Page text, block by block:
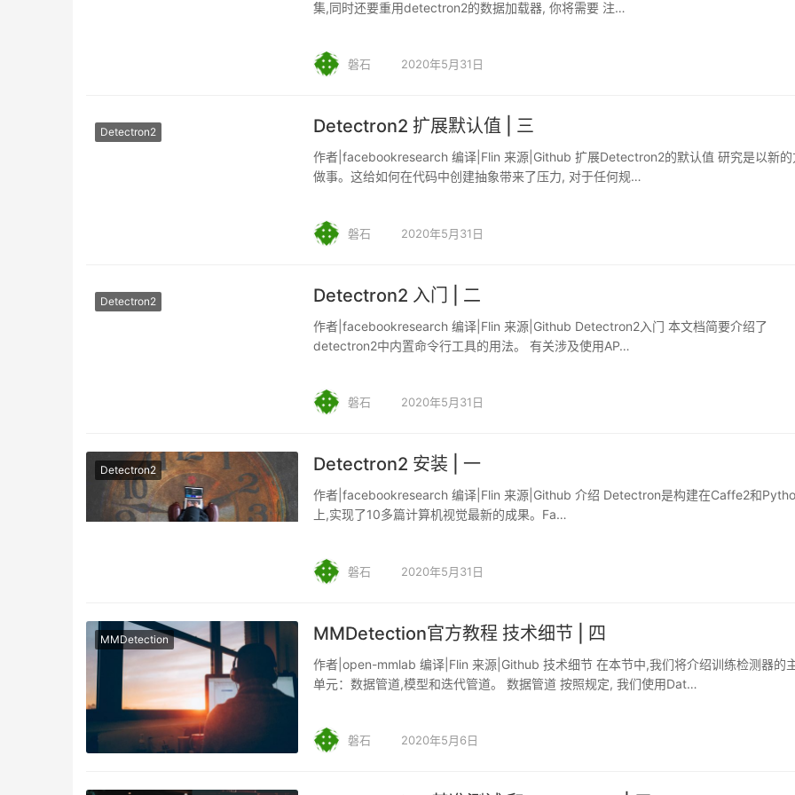
集,同时还要重用detectron2的数据加载器, 你将需要 注…
磐石 2020年5月31日
Detectron2 Detectron2 扩展默认值 | 三
作者|facebookresearch 编译|Flin 来源|Github 扩展Detectron2的默认值 研究是以新的
做事。这给如何在代码中创建抽象带来了压力, 对于任何规…
磐石 2020年5月31日
Detectron2 Detectron2 入门 | 二
作者|facebookresearch 编译|Flin 来源|Github Detectron2入门 本文档简要介绍了
detectron2中内置命令行工具的用法。 有关涉及使用AP…
磐石 2020年5月31日
Detectron2 Detectron2 安装 | 一
作者|facebookresearch 编译|Flin 来源|Github 介绍 Detectron是构建在Caffe2和
上,实现了10多篇计算机视觉最新的成果。Fa…
磐石 2020年5月31日
MMDetection MMDetection官方教程 技术细节 | 四
作者|open-mmlab 编译|Flin 来源|Github 技术细节 在本节中,我们将介绍训练检测器的
单元：数据管道,模型和迭代管道。 数据管道 按照规定, 我们使用Dat…
磐石 2020年5月6日